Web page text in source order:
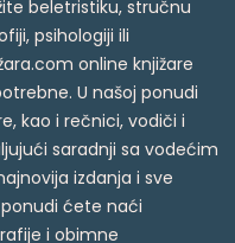
beletristiku, stručnu
psihologiji ili
online knjižare
U našoj ponudi
kao i rečnici, vodiči i
saradnji sa vodećim
izdanja i sve
ćete naći
i obimne